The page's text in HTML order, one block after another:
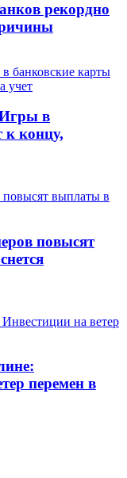
рекордно
в
к концу,
повысят
перемен в